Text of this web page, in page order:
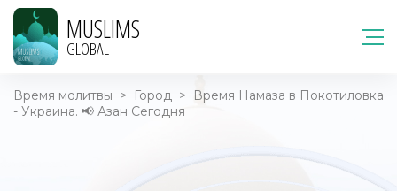
MUSLIMS
GLOBAL
Время молитвы > Город >
Время Намаза в Покотиловка
- Украина. 📢 Азан Сегодня